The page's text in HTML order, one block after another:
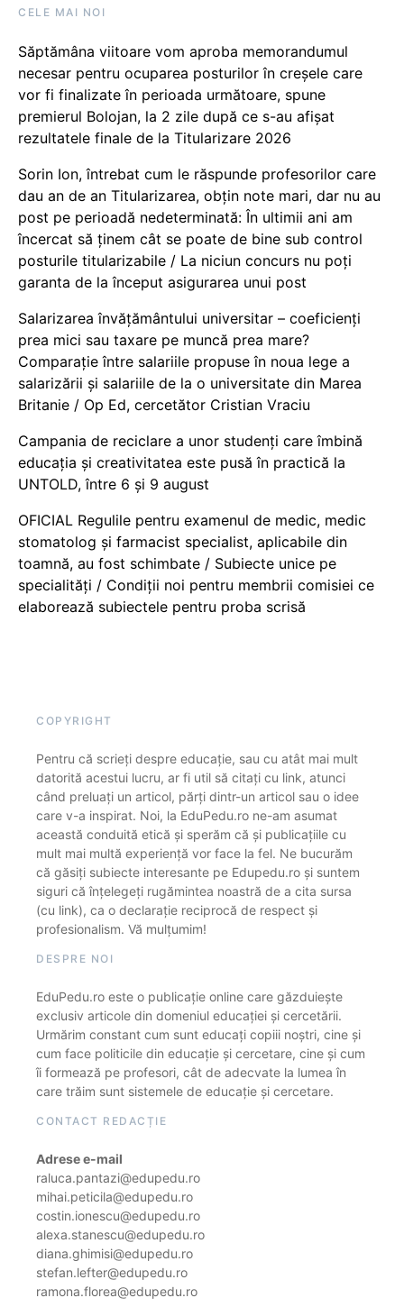
CELE MAI NOI
Săptămâna viitoare vom aproba memorandumul
necesar pentru ocuparea posturilor în creșele care
vor fi finalizate în perioada următoare, spune
premierul Bolojan, la 2 zile după ce s-au afișat
rezultatele finale de la Titularizare 2026
Sorin Ion, întrebat cum le răspunde profesorilor care
dau an de an Titularizarea, obțin note mari, dar nu au
post pe perioadă nedeterminată: În ultimii ani am
încercat să ținem cât se poate de bine sub control
posturile titularizabile / La niciun concurs nu poți
garanta de la început asigurarea unui post
Salarizarea învățământului universitar – coeficienți
prea mici sau taxare pe muncă prea mare?
Comparație între salariile propuse în noua lege a
salarizării și salariile de la o universitate din Marea
Britanie / Op Ed, cercetător Cristian Vraciu
Campania de reciclare a unor studenți care îmbină
educația și creativitatea este pusă în practică la
UNTOLD, între 6 și 9 august
OFICIAL Regulile pentru examenul de medic, medic
stomatolog și farmacist specialist, aplicabile din
toamnă, au fost schimbate / Subiecte unice pe
specialități / Condiții noi pentru membrii comisiei ce
elaborează subiectele pentru proba scrisă
COPYRIGHT
Pentru că scrieți despre educație, sau cu atât mai mult
datorită acestui lucru, ar fi util să citați cu link, atunci
când preluați un articol, părți dintr-un articol sau o idee
care v-a inspirat. Noi, la EduPedu.ro ne-am asumat
această conduită etică și sperăm că și publicațiile cu
mult mai multă experiență vor face la fel. Ne bucurăm
că găsiți subiecte interesante pe Edupedu.ro și suntem
siguri că înțelegeți rugămintea noastră de a cita sursa
(cu link), ca o declarație reciprocă de respect și
profesionalism. Vă mulțumim!
DESPRE NOI
EduPedu.ro este o publicație online care găzduiește
exclusiv articole din domeniul educației și cercetării.
Urmărim constant cum sunt educați copiii noștri, cine și
cum face politicile din educație și cercetare, cine și cum
îi formează pe profesori, cât de adecvate la lumea în
care trăim sunt sistemele de educație și cercetare.
CONTACT REDACȚIE
Adrese e-mail
raluca.pantazi@edupedu.ro
mihai.peticila@edupedu.ro
costin.ionescu@edupedu.ro
alexa.stanescu@edupedu.ro
diana.ghimisi@edupedu.ro
stefan.lefter@edupedu.ro
ramona.florea@edupedu.ro